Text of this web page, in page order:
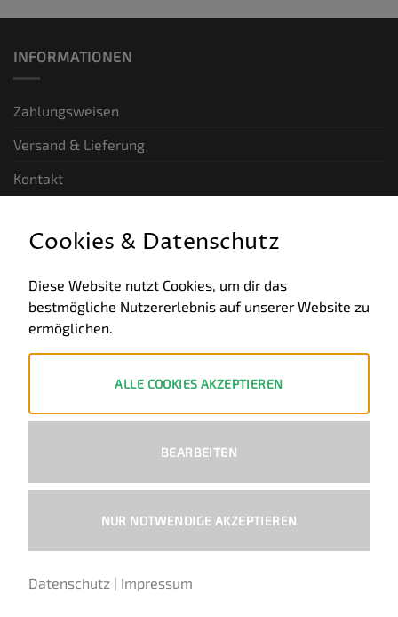
INFORMATIONEN
Zahlungsweisen
Versand & Lieferung
Kontakt
Allgemeine Geschäftsbedingungen
Datenschutz
PayPal Visa MasterCard
Bank
Deutsch
Cookies & Datenschutz
Diese Website nutzt Cookies, um dir das
bestmögliche Nutzererlebnis auf unserer Website zu
ermöglichen.
ALLE COOKIES AKZEPTIEREN
BEARBEITEN
NUR NOTWENDIGE AKZEPTIEREN
Datenschutz | Impressum